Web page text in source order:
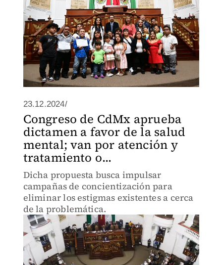
23.12.2024/
Congreso de CdMx aprueba
dictamen a favor de la salud
mental; van por atención y
tratamiento o...
Dicha propuesta busca impulsar
campañas de concientización para
eliminar los estigmas existentes a cerca
de la problemática.